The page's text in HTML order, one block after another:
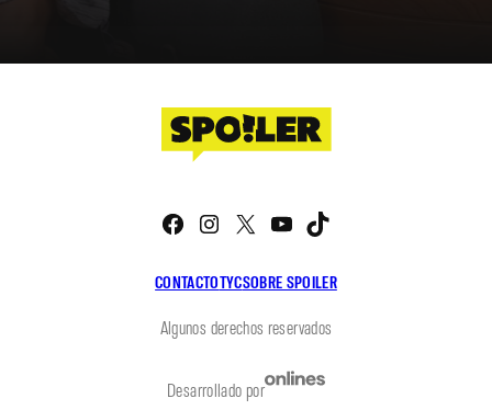
CONTACTOTYCSOBRE SPOILER
Facebook
Instagram
X YouTube
Algunos derechos reservados
Desarrollado por